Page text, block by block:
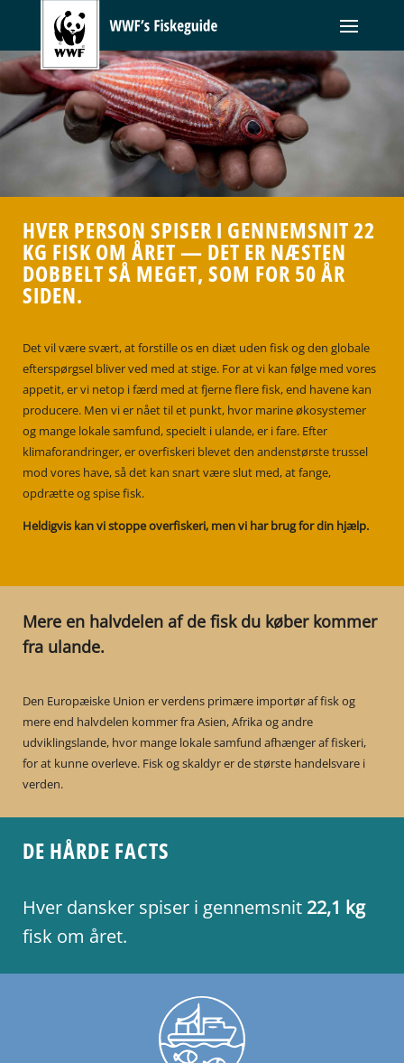
HVER PERSON SPISER I GENNEMSNIT 22
KG FISK OM ÅRET — DET ER NÆSTEN
DOBBELT SÅ MEGET, SOM FOR 50 ÅR
SIDEN.
Det vil være svært, at forstille os en diæt uden fisk og den globale
efterspørgsel bliver ved med at stige. For at vi kan følge med vores
appetit, er vi netop i færd med at fjerne flere fisk, end havene kan
producere. Men vi er nået til et punkt, hvor marine økosystemer
og mange lokale samfund, specielt i ulande, er i fare. Efter
klimaforandringer, er overfiskeri blevet den andenstørste trussel
mod vores have, så det kan snart være slut med, at fange,
opdrætte og spise fisk.
Heldigvis kan vi stoppe overfiskeri, men vi har brug for din hjælp.
Mere en halvdelen af de fisk du køber kommer
fra ulande.
Den Europæiske Union er verdens primære importør af fisk og
mere end halvdelen kommer fra Asien, Afrika og andre
udviklingslande, hvor mange lokale samfund afhænger af fiskeri,
for at kunne overleve. Fisk og skaldyr er de største handelsvare i
verden.
DE HÅRDE FACTS
Hver dansker spiser i gennemsnit 22,1 kg
fisk om året.